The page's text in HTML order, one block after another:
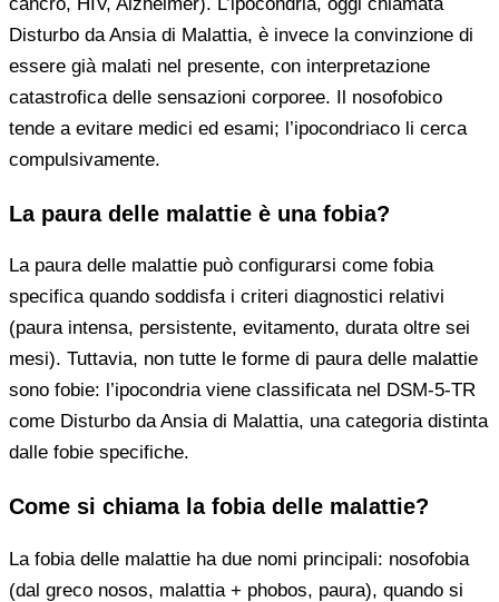
Disturbo da Ansia di Malattia, è invece la convinzione di
essere già malati nel presente, con interpretazione
catastrofica delle sensazioni corporee. Il nosofobico
tende a evitare medici ed esami; l’ipocondriaco li cerca
compulsivamente.
La paura delle malattie è una fobia?
La paura delle malattie può configurarsi come fobia
specifica quando soddisfa i criteri diagnostici relativi
(paura intensa, persistente, evitamento, durata oltre sei
mesi). Tuttavia, non tutte le forme di paura delle malattie
sono fobie: l’ipocondria viene classificata nel DSM-5-TR
come Disturbo da Ansia di Malattia, una categoria distinta
dalle fobie specifiche.
Come si chiama la fobia delle malattie?
La fobia delle malattie ha due nomi principali: nosofobia
(dal greco nosos, malattia + phobos, paura), quando si